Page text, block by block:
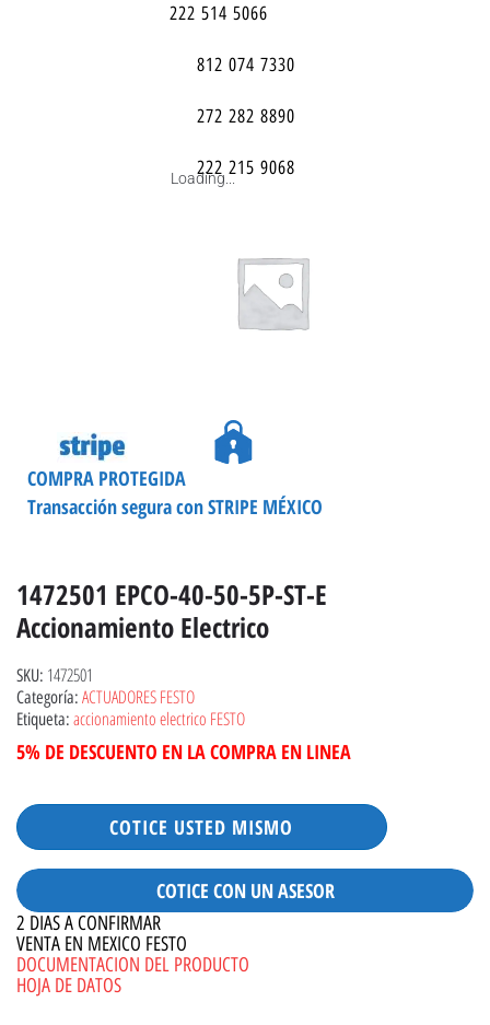
222 514 5066
812 074 7330
272 282 8890
222 215 9068
Loading...
Transacción segura con STRIPE MÉXICO
COMPRA PROTEGIDA
1472501 EPCO-40-50-5P-ST-E
Accionamiento Electrico
SKU: 1472501
Categoría: ACTUADORES FESTO
Etiqueta: accionamiento electrico FESTO
5% DE DESCUENTO EN LA COMPRA EN LINEA
COTICE USTED MISMO
COTICE CON UN ASESOR
2 DIAS A CONFIRMAR
VENTA EN MEXICO FESTO
DOCUMENTACION DEL PRODUCTO
HOJA DE DATOS